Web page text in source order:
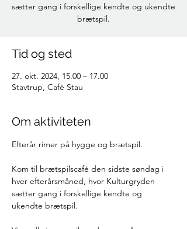
sætter gang i forskellige kendte og ukendte
brætspil.
Tid og sted
27. okt. 2024, 15.00 – 17.00
Stavtrup, Café Stau
Om aktiviteten
Efterår rimer på hygge og brætspil.
Kom til brætspilscafé den sidste søndag i
hver efterårsmåned, hvor Kulturgryden
sætter gang i forskellige kendte og
ukendte brætspil.